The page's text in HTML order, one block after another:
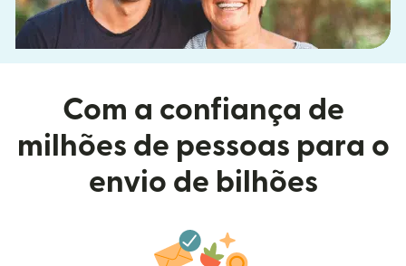
Com a confiança de
milhões de pessoas para o
envio de bilhões